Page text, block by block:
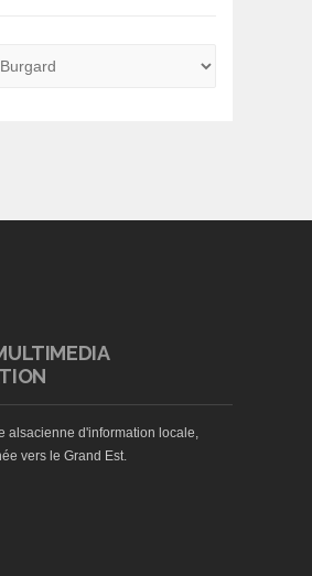
alsacienne d'information locale,
vers le Grand Est.